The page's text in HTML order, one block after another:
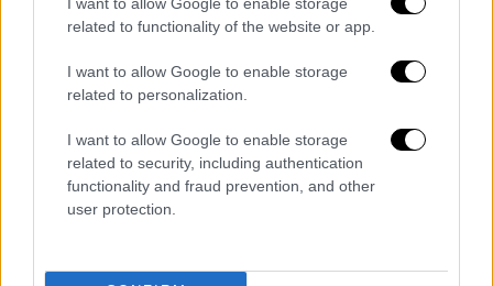
related to functionality of the website or app.
I want to allow Google to enable storage
related to personalization.
I want to allow Google to enable storage
related to security, including authentication
functionality and fraud prevention, and other
user protection.
μορφής συνεργασία με τον Βασίλη
, αμέσως μόλις
πληροφορηθήκαν ότι βρίσκεται σε εξέλιξη
ποινική έρευνα από τις δικαστικές αρχές,
για σοβαρή κατηγορία.
Η απόφασή μας προστατεύει τα συμφέροντα
της εταιρείας, των εργαζομένων και των